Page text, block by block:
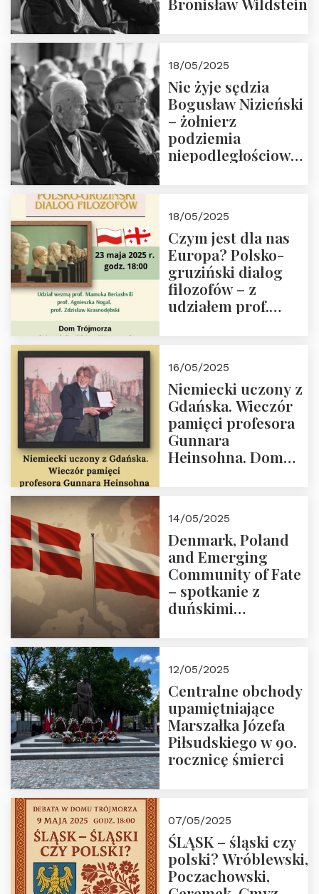
18/05/2025
Nie żyje sędzia
Bogusław Nizieński
– żołnierz
podziemia
niepodległościowego
społeczny, członek
Kapituły Nagrody
im. Prezydenta
Lecha
Kaczyńskiego.
Wielki autorytet.
18/05/2025
Czym jest dla nas
Europa? Polsko-
gruziński dialog
filozofów – z
udziałem prof.
Dom Trójmorza 23
maja 2025 r. godz.
18:00.
16/05/2025
Niemiecki uczony z
Gdańska. Wieczór
pamięci profesora
Gunnara
Heinsohna. Dom
14/05/2025
Denmark, Poland
and Emerging
Community of Fate
– spotkanie z
duńskimi
12/05/2025
Centralne obchody
upamiętniające
Marszałka Józefa
Piłsudskiego w 90.
rocznicę śmierci
07/05/2025
ŚLĄSK – śląski czy
polski? Wróblewski,
Poczachowski,